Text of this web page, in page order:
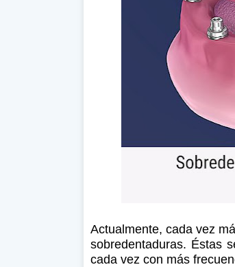
Actualmente, cada vez
sobredentaduras. Éstas
cada vez con más